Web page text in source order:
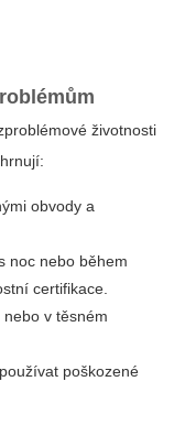
životnosti
obvody a
noc nebo během
certifikace.
v těsném
poškozené